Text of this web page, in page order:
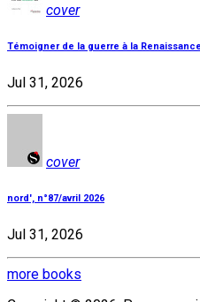
cover
Témoigner de la guerre à la Renaissance
Jul 31, 2026
cover
nord', n°87/avril 2026
Jul 31, 2026
more books